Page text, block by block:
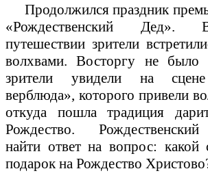
Продолжился праздник
«Рождественский Дед».
путешествии зрители
волхвами. Восторгу не было
зрители увидели на сцене
верблюда», которого привели
откуда пошла традиция
Рождество.
найти ответ на вопрос: какой
подарок на Рождество